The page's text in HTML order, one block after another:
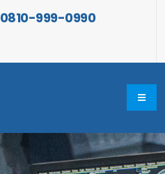
0810-999-0990